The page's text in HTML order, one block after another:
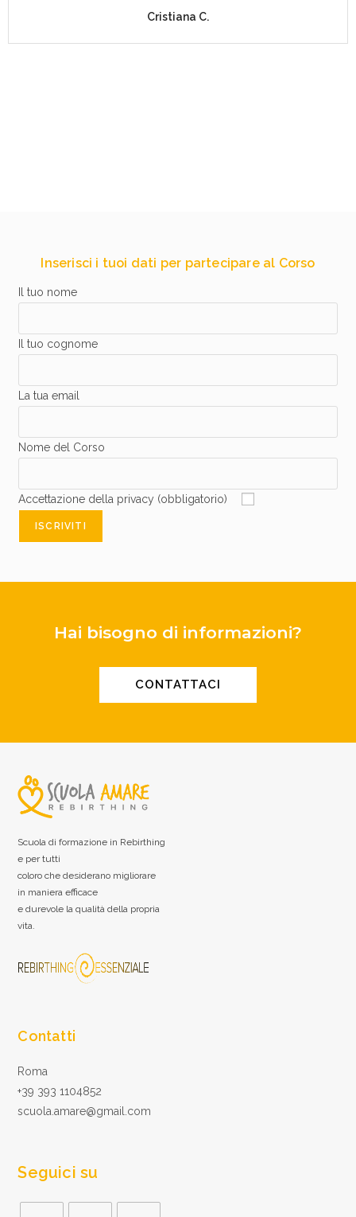
Cristiana C.
Inserisci i tuoi dati per partecipare al Corso
Il tuo nome
Il tuo cognome
La tua email
Nome del Corso
Accettazione della privacy (obbligatorio)
Hai bisogno di informazioni?
CONTATTACI
Scuola di formazione in Rebirthing
e per tutti
coloro che desiderano migliorare
in maniera efficace
e durevole la qualità della propria
vita.
Contatti
Roma
+39 393 1104852
scuola.amare@gmail.com
Seguici su